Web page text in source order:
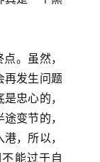
。虽然，
再发生问题
忠心的，
变节的，
，所以，
能过于自